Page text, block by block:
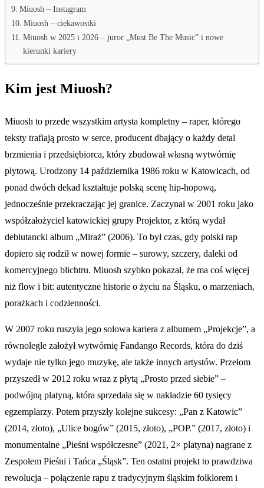
Miuosh – Instagram
Miuosh – ciekawostki
Miuosh w 2025 i 2026 – juror „Must Be The Music” i nowe
kierunki kariery
Kim jest Miuosh?
Miuosh to przede wszystkim artysta kompletny – raper, którego
teksty trafiają prosto w serce, producent dbający o każdy detal
brzmienia i przedsiębiorca, który zbudował własną wytwórnię
płytową. Urodzony 14 października 1986 roku w Katowicach, od
ponad dwóch dekad kształtuje polską scenę hip-hopową,
jednocześnie przekraczając jej granice. Zaczynał w 2001 roku jako
współzałożyciel katowickiej grupy Projektor, z którą wydał
debiutancki album „Miraż” (2006). To był czas, gdy polski rap
dopiero się rodził w nowej formie – surowy, szczery, daleki od
komercyjnego blichtru. Miuosh szybko pokazał, że ma coś więcej
niż flow i bit: autentyczne historie o życiu na Śląsku, o marzeniach,
porażkach i codzienności.
W 2007 roku ruszyła jego solowa kariera z albumem „Projekcje”, a
równolegle założył wytwórnię Fandango Records, która do dziś
wydaje nie tylko jego muzykę, ale także innych artystów. Przełom
przyszedł w 2012 roku wraz z płytą „Prosto przed siebie” –
podwójną platyną, która sprzedała się w nakładzie 60 tysięcy
egzemplarzy. Potem przyszły kolejne sukcesy: „Pan z Katowic”
(2014, złoto), „Ulice bogów” (2015, złoto), „POP.” (2017, złoto) i
monumentalne „Pieśni współczesne” (2021, 2× platyna) nagrane z
Zespołem Pieśni i Tańca „Śląsk”. Ten ostatni projekt to prawdziwa
rewolucja – połączenie rapu z tradycyjnym śląskim folklorem i